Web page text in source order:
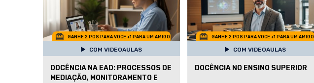
GANHE 2 POS PARA VOCE +1 PARA UM AMIGO
COM VIDEOAULAS
DOCÊNCIA NA EAD: PROCESSOS DE
MEDIAÇÃO, MONITORAMENTO E
GANHE 2 POS PARA VOCE +1 PARA UM AMIGO
COM VIDEOAULAS
DOCÊNCIA NO ENSINO SUPERIOR